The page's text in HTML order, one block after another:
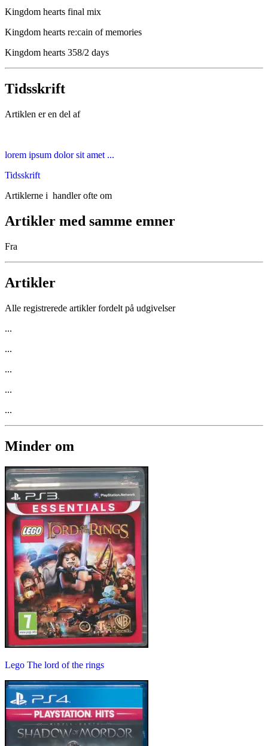
Kingdom hearts final mix
Kingdom hearts re:cain of memories
Kingdom hearts 358/2 days
Tidsskrift
Artiklen er en del af
lorem ipsum dolor sit amet ...
Tidsskrift
Artiklerne i handler ofte om
Artikler med samme emner
Fra
Artikler
Alle registrerede artikler fordelt på udgivelser
...
...
...
...
...
Minder om
Lego The lord of the rings